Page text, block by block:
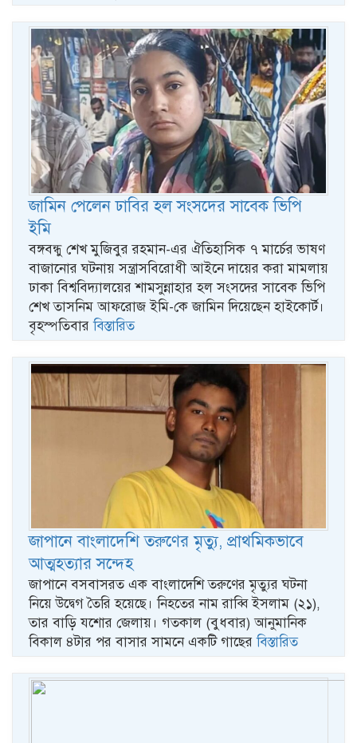
জামিন পেলেন ঢাবির হল সংসদের সাবেক ভিপি
ইমি
বঙ্গবন্ধু শেখ মুজিবুর রহমান-এর ঐতিহাসিক ৭ মার্চের ভাষণ
বাজানোর ঘটনায় সন্ত্রাসবিরোধী আইনে দায়ের করা মামলায়
ঢাকা বিশ্ববিদ্যালয়ের শামসুন্নাহার হল সংসদের সাবেক ভিপি
শেখ তাসনিম আফরোজ ইমি-কে জামিন দিয়েছেন হাইকোর্ট।
বৃহস্পতিবারবিস্তারিত
জাপানে বাংলাদেশি তরুণের মৃত্যু, প্রাথমিকভাবে
আত্মহত্যার সন্দেহ
জাপানে বসবাসরত এক বাংলাদেশি তরুণের মৃত্যুর ঘটনা
নিয়ে উদ্বেগ তৈরি হয়েছে। নিহতের নাম রাব্বি ইসলাম (২১),
তার বাড়ি যশোর জেলায়। গতকাল (বুধবার) আনুমানিক
বিকাল ৪টার পর বাসার সামনে একটি গাছেরবিস্তারিত